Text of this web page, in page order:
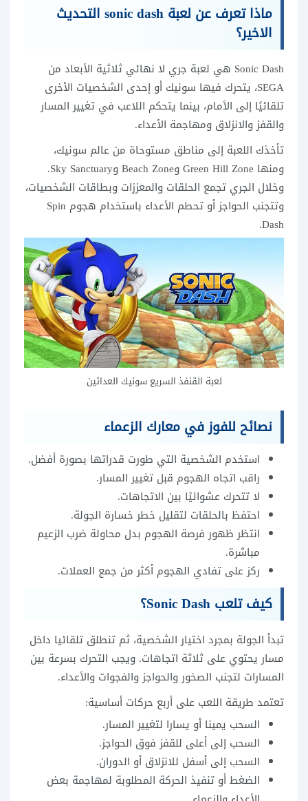
ماذا تعرف عن لعبة sonic dash التحديث
الاخير؟
Sonic Dash هي لعبة جري لا نهائي ثلاثية الأبعاد من
SEGA، يتحرك فيها سونيك أو إحدى الشخصيات الأخرى
تلقائيًا إلى الأمام، بينما يتحكم اللاعب في تغيير المسار
والقفز والانزلاق ومهاجمة الأعداء.
تأخذك اللعبة إلى مناطق مستوحاة من عالم سونيك،
ومنها Green Hill Zone وBeach Zone وSky Sanctuary.
وخلال الجري تجمع الحلقات والمعززات وبطاقات الشخصيات،
وتتجنب الحواجز أو تحطم الأعداء باستخدام هجوم Spin
Dash.
لعبة القنفذ السريع سونيك العدائين
نصائح للفوز في معارك الزعماء
استخدم الشخصية التي طورت قدراتها بصورة أفضل.
راقب اتجاه الهجوم قبل تغيير المسار.
لا تتحرك عشوائيًا بين الاتجاهات.
احتفظ بالحلقات لتقليل خطر خسارة الجولة.
انتظر ظهور فرصة الهجوم بدل محاولة ضرب الزعيم
مباشرة.
ركز على تفادي الهجوم أكثر من جمع العملات.
كيف تلعب Sonic Dash؟
تبدأ الجولة بمجرد اختيار الشخصية، ثم تنطلق تلقائيا داخل
مسار يحتوي على ثلاثة اتجاهات. ويجب التحرك بسرعة بين
المسارات لتجنب الصخور والحواجز والفجوات والأعداء.
تعتمد طريقة اللعب على أربع حركات أساسية:
السحب يمينا أو يسارا لتغيير المسار.
السحب إلى أعلى للقفز فوق الحواجز.
السحب إلى أسفل للانزلاق أو الدوران.
الضغط أو تنفيذ الحركة المطلوبة لمهاجمة بعض